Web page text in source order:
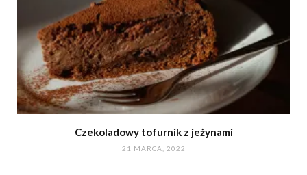
Czekoladowy tofurnik z jeżynami
21 MARCA, 2022